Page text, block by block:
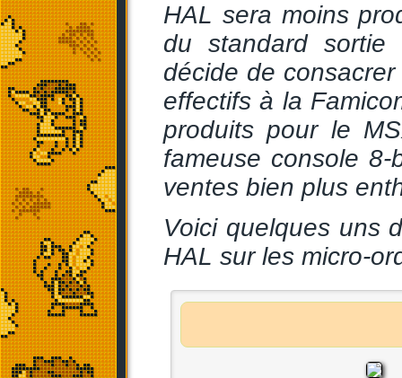
HAL sera moins
du standard
décide de
effectifs à la
produits pour le
fameuse console
ventes bien plus
Voici quelques uns
HAL sur les micro-